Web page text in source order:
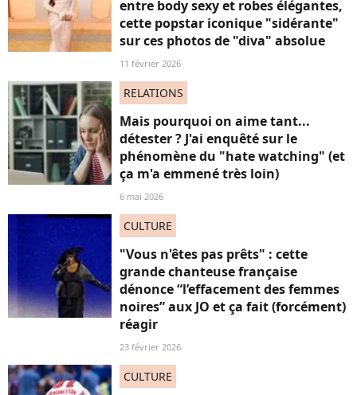
entre body sexy et robes élégantes,
cette popstar iconique "sidérante"
sur ces photos de "diva" absolue
11 février 2026
RELATIONS
Mais pourquoi on aime tant...
détester ? J'ai enquêté sur le
phénomène du "hate watching" (et
ça m'a emmené très loin)
6 mai 2026
CULTURE
"Vous n'êtes pas prêts" : cette
grande chanteuse française
dénonce “l’effacement des femmes
noires” aux JO et ça fait (forcément)
réagir
23 février 2026
CULTURE